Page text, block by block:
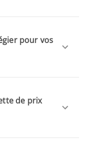
pour vos
de prix